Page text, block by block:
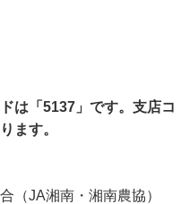
は「5137」です。支店コ
ます。
（JA湘南・湘南農協）